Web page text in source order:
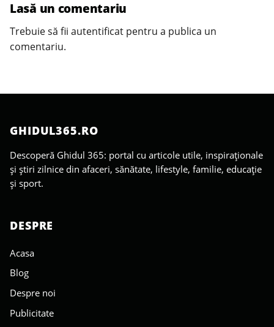
Lasă un comentariu
Trebuie să fii autentificat pentru a publica un
comentariu.
GHIDUL365.RO
Descoperă Ghidul 365: portal cu articole utile, inspiraționale
și știri zilnice din afaceri, sănătate, lifestyle, familie, educație
și sport.
DESPRE
Acasa
Blog
Despre noi
Publicitate